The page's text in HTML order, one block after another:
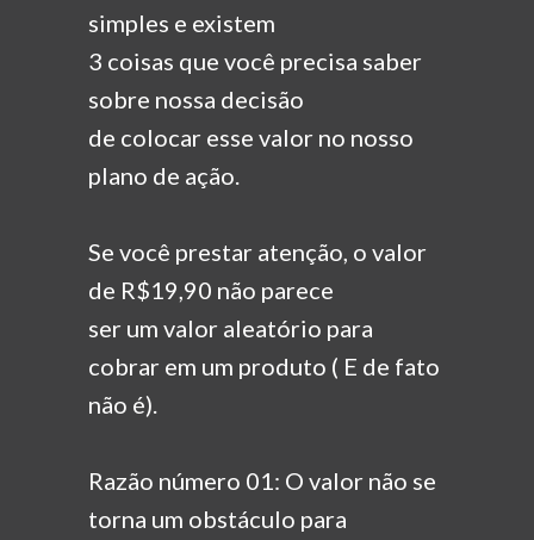
simples e existem
3 coisas que você precisa saber
sobre nossa decisão
de colocar esse valor no nosso
plano de ação.
Se você prestar atenção, o valor
de R$19,90 não parece
ser um valor aleatório para
cobrar em um produto ( E de fato
não é).
Razão número 01: O valor não se
torna um obstáculo para